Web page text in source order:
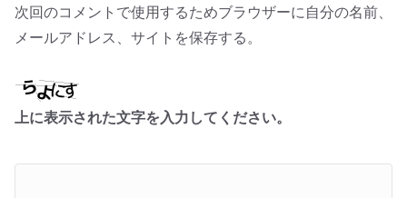
次回のコメントで使用するためブラウザーに自分の名前、
メールアドレス、サイトを保存する。
上に表示された文字を入力してください。